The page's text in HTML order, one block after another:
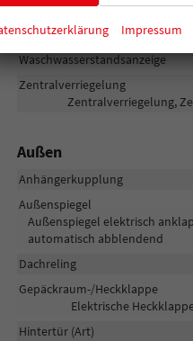
Scheibenwaschanlage beheizbar
Start/Stop-Automatik
Waschwasserstandsanzeige
Zentralverriegelung
Zentralverriegelung,
Außen
Anhängerkupplung
Außenspiegel
Außenspiegel elektrisch
automatisch abblendend
Dachreling
Gepäckraum-/Heckklappe
Elektrische
Hintertür (Art)
Impressum